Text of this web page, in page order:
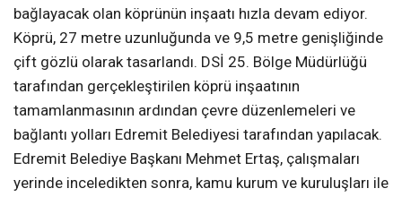
bağlayacak olan köprünün inşaatı hızla devam ediyor.
Köprü, 27 metre uzunluğunda ve 9,5 metre genişliğinde
çift gözlü olarak tasarlandı. DSİ 25. Bölge Müdürlüğü
tarafından gerçekleştirilen köprü inşaatının
tamamlanmasının ardından çevre düzenlemeleri ve
bağlantı yolları Edremit Belediyesi tarafından yapılacak.
Edremit Belediye Başkanı Mehmet Ertaş, çalışmaları
yerinde inceledikten sonra, kamu kurum ve kuruluşları ile